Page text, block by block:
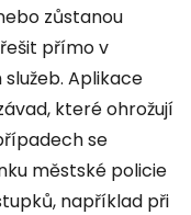
zůstanou
přímo v
Aplikace
které ohrožují
se
městské policie
například při